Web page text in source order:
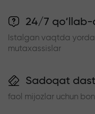
24/7
Istalgan vaqtda
mutaxassislar
Sadoqat
faol mijozlar uchun